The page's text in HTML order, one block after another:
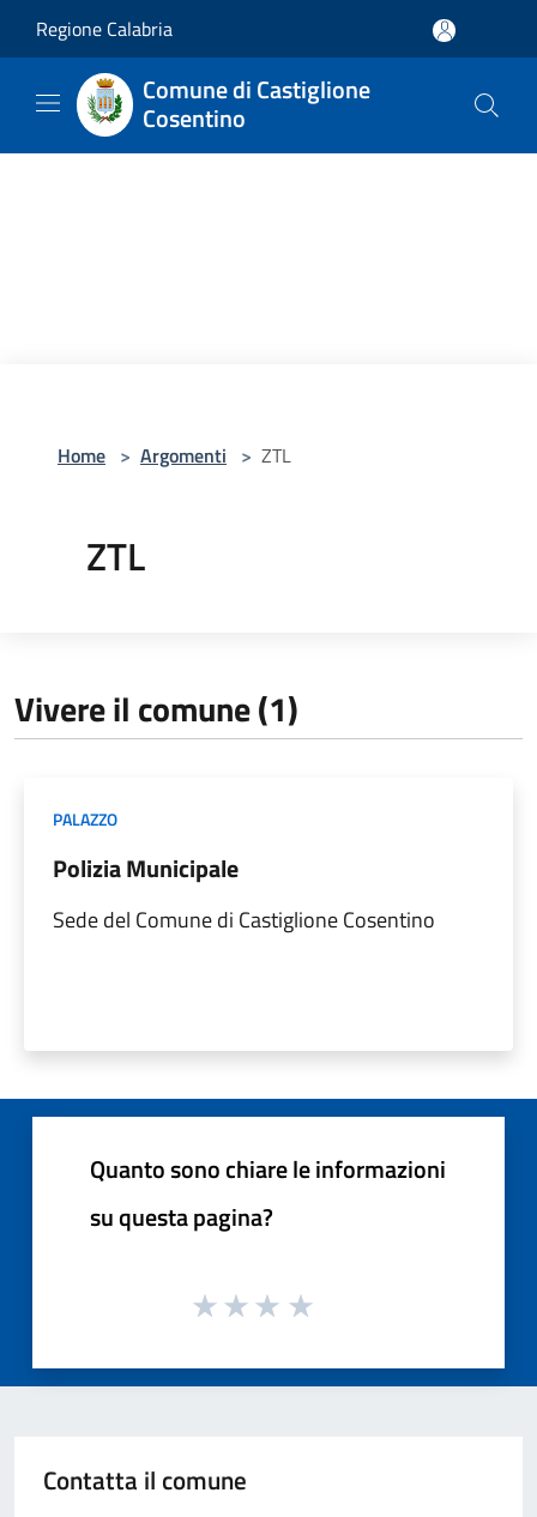
Regione Calabria
Comune di Castiglione
Cosentino
Home > Argomenti > ZTL
ZTL
Vivere il comune (1)
PALAZZO
Polizia Municipale
Sede del Comune di Castiglione Cosentino
Quanto sono chiare le informazioni
su questa pagina?
Contatta il comune